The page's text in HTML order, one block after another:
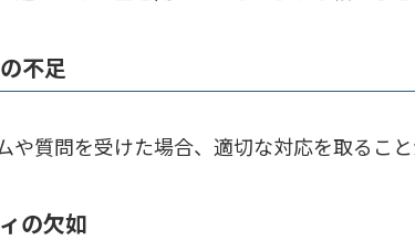
不足
や質問を受けた場合、適切な対応を取るこ
の欠如